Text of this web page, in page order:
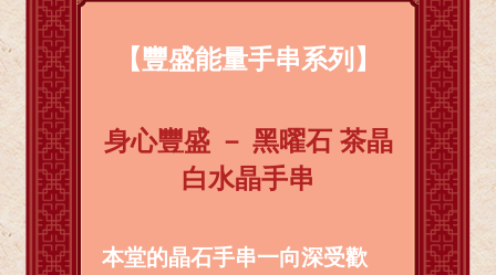
【豐盛能量手串系列】
身心豐盛 － 黑曜石 茶晶
白水晶手串
本堂的晶石手串一向深受歡